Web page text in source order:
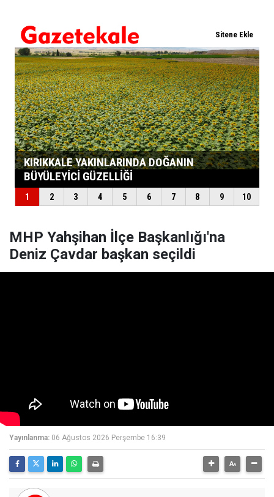
MHP Yahşihan İlçe Başkanlığı'na
Deniz Çavdar başkan seçildi
Yayınlanma: 06 Ağustos 2026 Perşembe 16:39